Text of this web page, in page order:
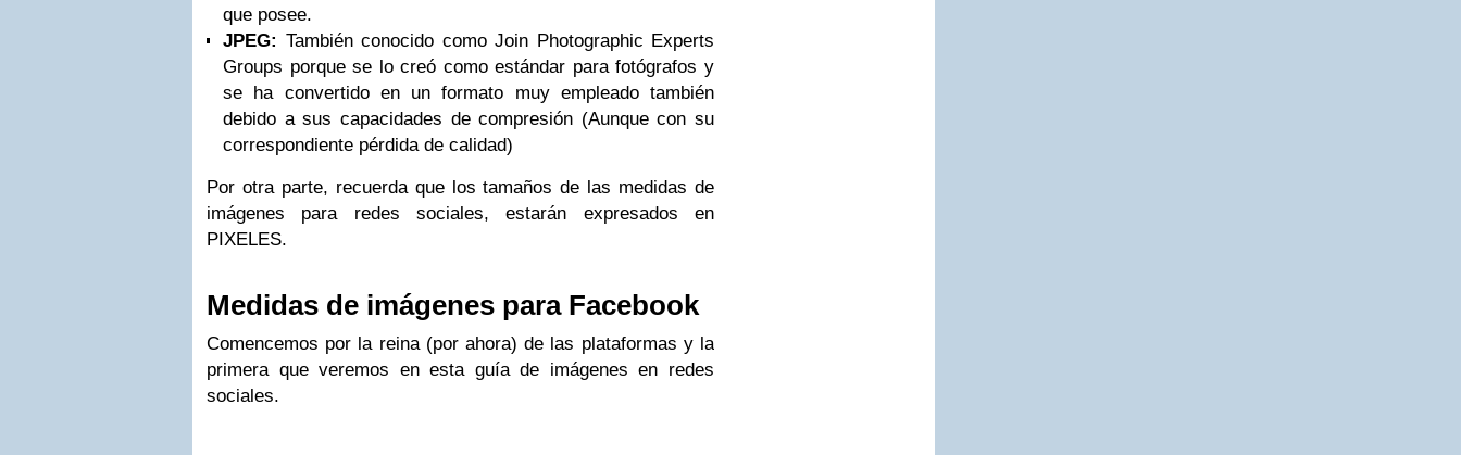
que posee.
JPEG: También conocido como Join Photographic Experts
Groups porque se lo creó como estándar para fotógrafos y
se ha convertido en un formato muy empleado también
debido a sus capacidades de compresión (Aunque con su
correspondiente pérdida de calidad)
Por otra parte, recuerda que los tamaños de las medidas de
imágenes para redes sociales, estarán expresados en
PIXELES.
Medidas de imágenes para Facebook
Comencemos por la reina (por ahora) de las plataformas y la
primera que veremos en esta guía de imágenes en redes
sociales.